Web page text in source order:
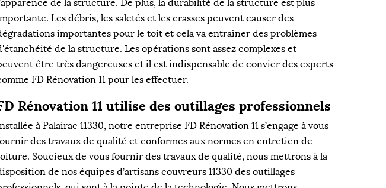
de la structure. De plus, la durabilité de la structure est plus
Les débris, les saletés et les crasses peuvent causer des
importantes pour le toit et cela va entraîner des problèmes
de la structure. Les opérations sont assez complexes et
être très dangereuses et il est indispensable de convier des experts
FD Rénovation 11 pour les effectuer.
Rénovation 11 utilise des outillages professionnels
à Palairac 11330, notre entreprise FD Rénovation 11 s’engage à vous
des travaux de qualité et conformes aux normes en entretien de
Soucieux de vous fournir des travaux de qualité, nous mettrons à la
de nos équipes d’artisans couvreurs 11330 des outillages